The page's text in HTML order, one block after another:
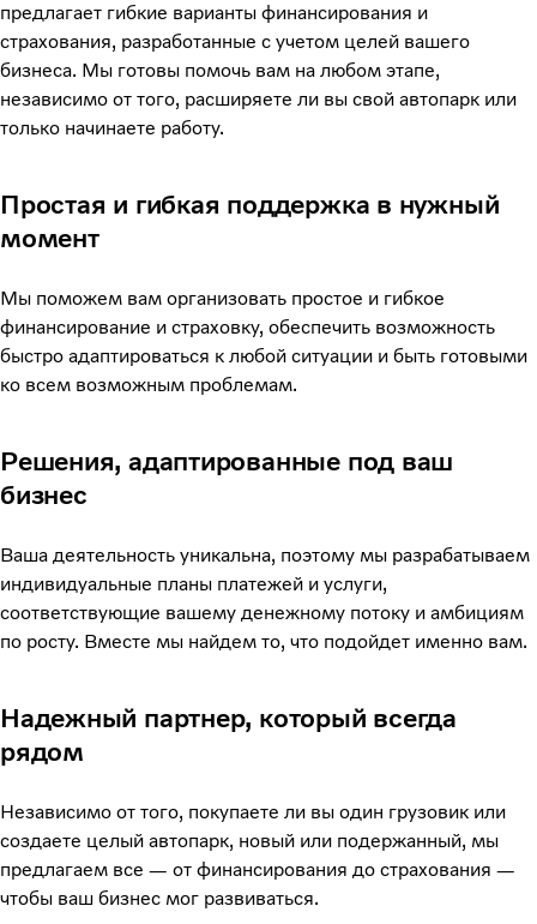
предлагает гибкие варианты финансирования и
страхования, разработанные с учетом целей вашего
бизнеса. Мы готовы помочь вам на любом этапе,
независимо от того, расширяете ли вы свой автопарк или
только начинаете работу.
Простая и гибкая поддержка в нужный
момент
Мы поможем вам организовать простое и гибкое
финансирование и страховку, обеспечить возможность
быстро адаптироваться к любой ситуации и быть готовыми
ко всем возможным проблемам.
Решения, адаптированные под ваш
бизнес
Ваша деятельность уникальна, поэтому мы разрабатываем
индивидуальные планы платежей и услуги,
соответствующие вашему денежному потоку и амбициям
по росту. Вместе мы найдем то, что подойдет именно вам.
Надежный партнер, который всегда
рядом
Независимо от того, покупаете ли вы один грузовик или
создаете целый автопарк, новый или подержанный, мы
предлагаем все — от финансирования до страхования —
чтобы ваш бизнес мог развиваться.